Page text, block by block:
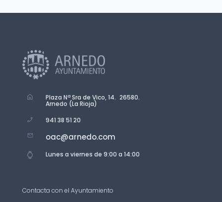
Plaza Nª Sra de Vico, 14. 26580.
Arnedo (La Rioja)
941 38 51 20
oac@arnedo.com
Lunes a viernes de 9:00 a 14:00
Contacta con el Ayuntamiento